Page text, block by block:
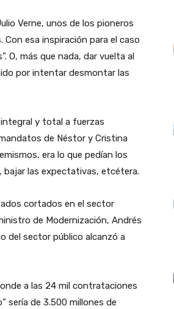
Verne, unos de los pioneros
esa inspiración para el caso
O, más que nada, dar vuelta al
por intentar desmontar las
integral y total a fuerzas
de Néstor y Cristina
era lo que pedían los
bajar las expectativas, etcétera.
cortados en el sector
de Modernización, Andrés
del sector público alcanzó a
a las 24 mil contrataciones
sería de 3.500 millones de